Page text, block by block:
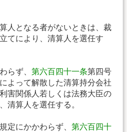
人となる者がないときは、裁
てにより、清算人を選任す
らず、 第六百四十一条第四号
よって解散した清算持分会社
害関係人若しくは法務大臣の
清算人を選任する。
定にかかわらず、 第六百四十